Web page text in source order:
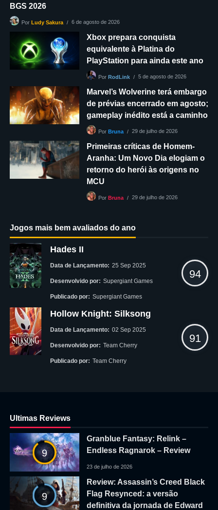
BGS 2026
PorLudy Sakura 6 de agosto de 2026
Xbox prepara conquista
equivalente à Platina do
PlayStation para ainda este ano
PorRodLink 5 de agosto de 2026
Marvel’s Wolverine terá embargo
de prévias encerrado em agosto;
gameplay inédito está a caminho
PorBruna 29 de julho de 2026
Primeiras críticas de Homem-
Aranha: Um Novo Dia elogiam o
retorno do herói às origens no
MCU
PorBruna 29 de julho de 2026
Jogos mais bem avaliados do ano
Hades II
Data de Lançamento: 25 Sep 2025
Desenvolvido por: Supergiant Games
Publicado por: Supergiant Games
94
Hollow Knight: Silksong
Data de Lançamento: 02 Sep 2025
Desenvolvido por: Team Cherry
Publicado por: Team Cherry
91
Ultimas Reviews
9
Granblue Fantasy: Relink –
Endless Ragnarok – Review
23 de julho de 2026
9
Review: Assassin’s Creed Black
Flag Resynced: a versão
definitiva da jornada de Edward